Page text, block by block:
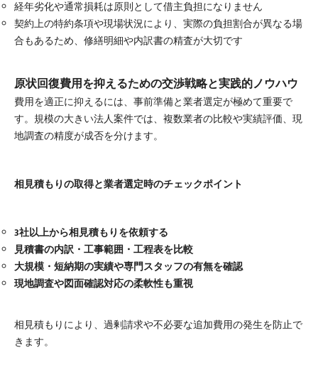
経年劣化や通常損耗は原則として借主負担になりません
契約上の特約条項や現場状況により、実際の負担割合が異なる場
合もあるため、修繕明細や内訳書の精査が大切です
原状回復費用を抑えるための交渉戦略と実践的ノウハウ
費用を適正に抑えるには、事前準備と業者選定が極めて重要で
す。規模の大きい法人案件では、複数業者の比較や実績評価、現
地調査の精度が成否を分けます。
相見積もりの取得と業者選定時のチェックポイント
3社以上から相見積もりを依頼する
見積書の内訳・工事範囲・工程表を比較
大規模・短納期の実績や専門スタッフの有無を確認
現地調査や図面確認対応の柔軟性も重視
相見積もりにより、過剰請求や不必要な追加費用の発生を防止で
きます。